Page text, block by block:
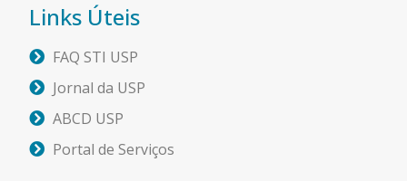
Links Úteis
FAQ STI USP
Jornal da USP
ABCD USP
Portal de Serviços